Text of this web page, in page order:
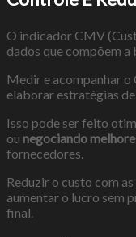
O indicador CMV
dados que compõem a
Medir e acompanhar
elaborar estratégias
Isso pode ser feito
ou negociando
fornecedores.
Reduzir o custo com
aumentar o lucro sem
final.